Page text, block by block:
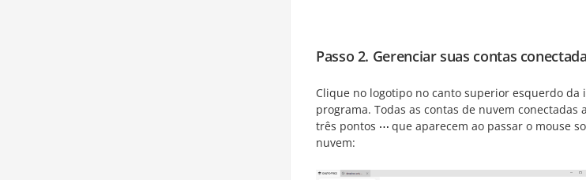
Passo 2. Gerenciar suas contas
Clique no logotipo no canto superior esquerdo da
programa. Todas as contas de nuvem
três pontos
que aparecem ao passar o mouse
nuvem: